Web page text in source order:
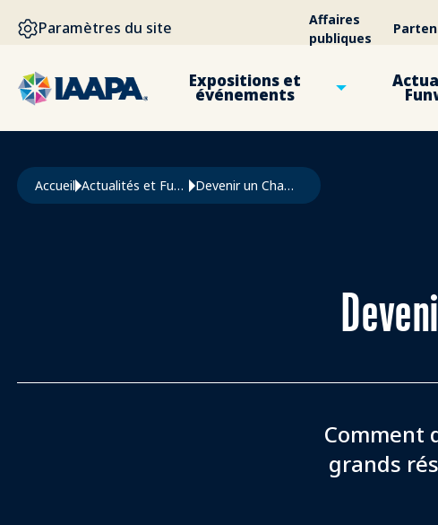
ALLER AU CONTENU PRINCIPAL
Paramètres du site
Affaires
publiques
Expositions et
événements
Fil d'Ariane
Accueil Actualités et Funworld Devenir un Champion de La Trésorerie
Comment
grands